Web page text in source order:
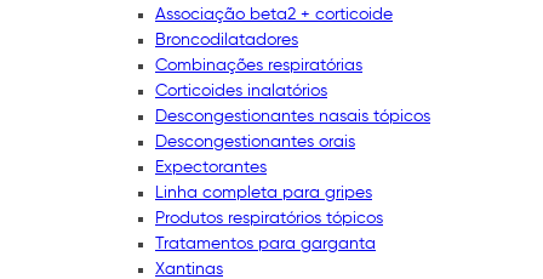
Associação beta2 + corticoide
Broncodilatadores
Combinações respiratórias
Corticoides inalatórios
Descongestionantes nasais tópicos
Descongestionantes orais
Expectorantes
Linha completa para gripes
Produtos respiratórios tópicos
Tratamentos para garganta
Xantinas